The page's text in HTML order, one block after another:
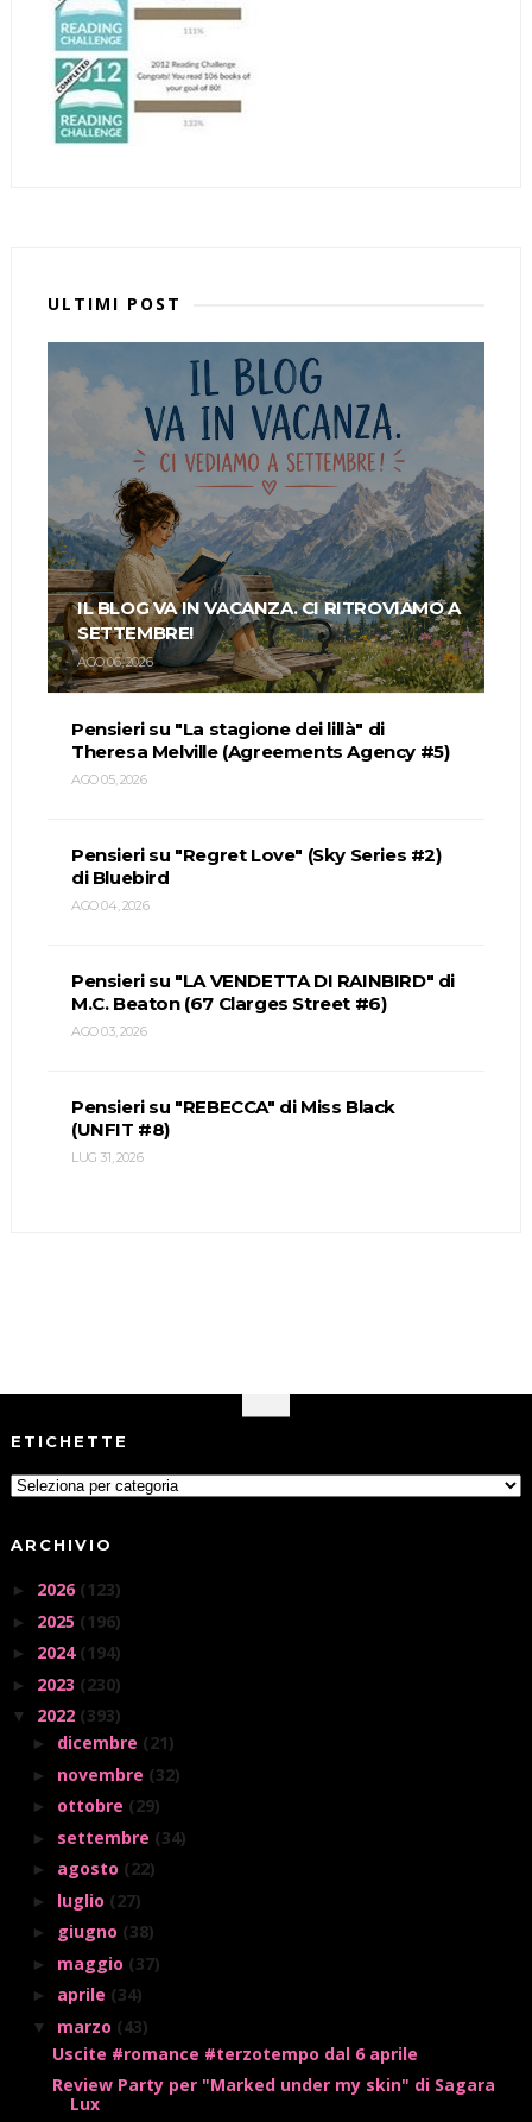
ULTIMI POST
IL BLOG VA IN VACANZA. CI RITROVIAMO A
SETTEMBRE!
AGO 06, 2026
Pensieri su "La stagione dei lillà" di
Theresa Melville (Agreements Agency #5)
AGO 05, 2026
Pensieri su "Regret Love" (Sky Series #2)
di Bluebird
AGO 04, 2026
Pensieri su "LA VENDETTA DI RAINBIRD" di
M.C. Beaton (67 Clarges Street #6)
AGO 03, 2026
Pensieri su "REBECCA" di Miss Black
(UNFIT #8)
LUG 31, 2026
ETICHETTE
ARCHIVIO
► 2026 (123)
► 2025 (196)
► 2024 (194)
► 2023 (230)
▼ 2022 (393)
► dicembre (21)
► novembre (32)
► ottobre (29)
► settembre (34)
► agosto (22)
► luglio (27)
► giugno (38)
► maggio (37)
► aprile (34)
▼ marzo (43)
Uscite #romance #terzotempo dal 6 aprile
Review Party per "Marked under my skin" di Sagara
Lux